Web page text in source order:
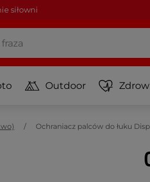
siłowni
Outdoor
Ochraniacz palców do łuku